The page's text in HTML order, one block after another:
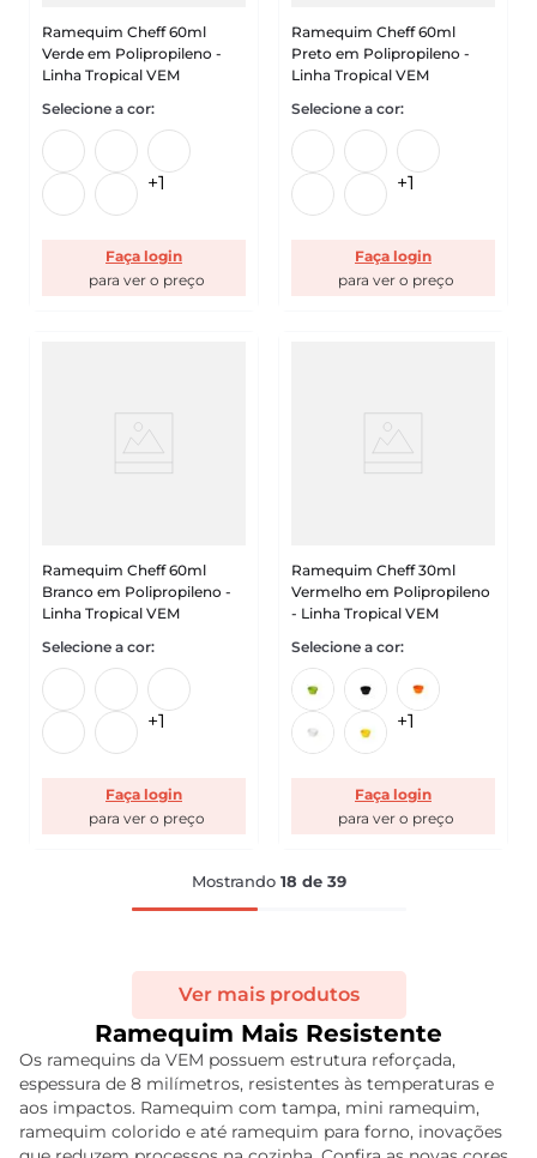
Ramequim Cheff 60ml
Verde em Polipropileno -
Linha Tropical VEM
+1
Faça login
Ramequim Cheff 60ml
Preto em Polipropileno -
Linha Tropical VEM
+1
Faça login
Ramequim Cheff 60ml
Branco em Polipropileno -
Linha Tropical VEM
+1
Faça login
Ramequim Cheff 30ml
Vermelho em Polipropileno
- Linha Tropical VEM
+1
Faça login
Mostrando 18 de 39
Ramequim Mais Resistente
Os ramequins da VEM possuem estrutura reforçada,
espessura de 8 milímetros, resistentes às temperaturas e
aos impactos. Ramequim com tampa, mini ramequim,
ramequim colorido e até ramequim para forno, inovações